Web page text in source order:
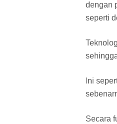
dengan
seperti
Ini
Secara